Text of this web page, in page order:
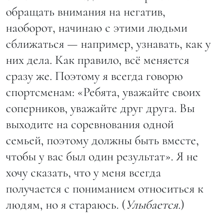
обращать внимания на негатив,
наоборот, начинаю с этими людьми
сближаться — например, узнавать, как у
них дела. Как правило, всё меняется
сразу же. Поэтому я всегда говорю
спортсменам: «Ребята, уважайте своих
соперников, уважайте друг друга. Вы
выходите на соревнования одной
семьей, поэтому должны быть вместе,
чтобы у вас был один результат». Я не
хочу сказать, что у меня всегда
получается с пониманием относиться к
людям, но я стараюсь. (Улыбается.)